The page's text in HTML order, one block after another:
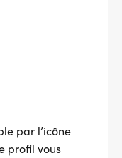
par l’icône
profil vous